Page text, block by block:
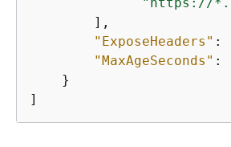
        ],
"ExposeHeaders" :
"MaxAgeSeconds" :
    }